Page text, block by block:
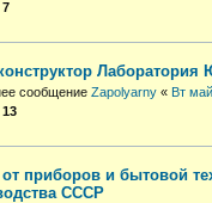
7
Лаборатория
сообщение Zapolyarny « Вт
13
приборов и бытовой
СССР